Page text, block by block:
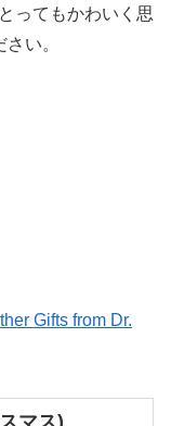
ってもかわいく思
い。
Gifts from Dr.